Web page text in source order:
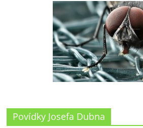
Povídky Josefa Dubna